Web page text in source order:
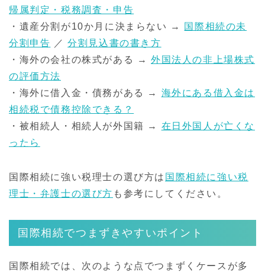
帰属判定・税務調査・申告
・遺産分割が10か月に決まらない → 国際相続の未
分割申告 ／分割見込書の書き方
・海外の会社の株式がある →外国法人の非上場株式
の評価方法
・海外に借入金・債務がある → 海外にある借入金は
相続税で債務控除できる？
・被相続人・相続人が外国籍 → 在日外国人が亡くな
ったら
国際相続に強い税理士の選び方は 国際相続に強い税
理士・弁護士の選び方 も参考にしてください。
国際相続でつまずきやすいポイント
国際相続では、次のような点でつまずくケースが多